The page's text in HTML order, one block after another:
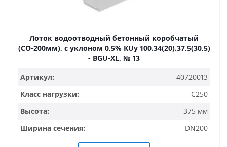
Лоток водоотводный бетонный коробчатый
(СО-200мм), с уклоном 0,5% КUу 100.34(20).37,5(30,5)
- BGU-XL, № 13
Артикул:
40720013
Класс нагрузки:
C250
Высота:
375 мм
Ширина сечения:
DN200